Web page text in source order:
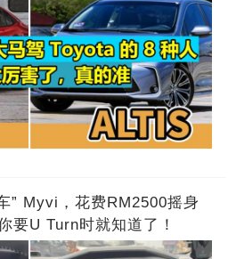
” Myvi，花费RM2500摇身
要U Turn时就知道了！